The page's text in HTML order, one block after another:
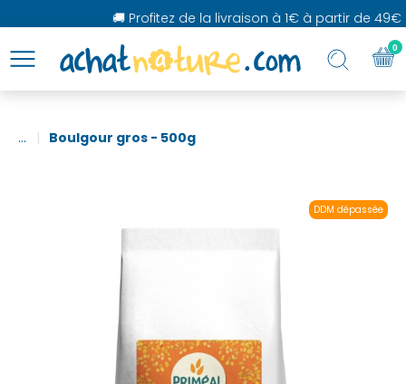
🚚 Profitez de la livraison à 1€ à partir de 49€
... Boulgour gros - 500g
DDM dépassée
0